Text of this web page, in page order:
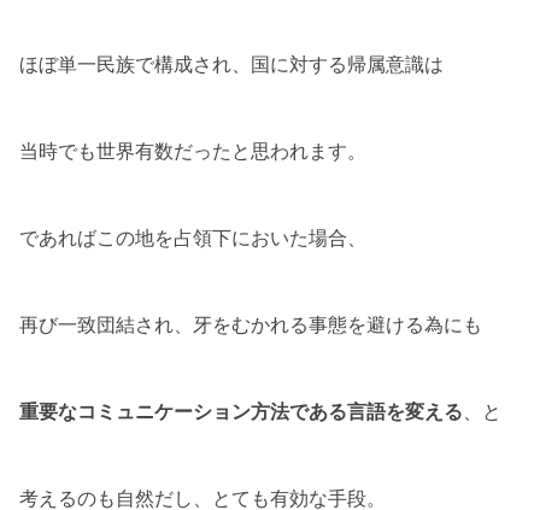
ほぼ単一民族で構成され、国に対する帰属意識は
当時でも世界有数だったと思われます。
であればこの地を占領下においた場合、
再び一致団結され、牙をむかれる事態を避ける為にも
重要なコミュニケーション方法である言語を変える 、と
考えるのも自然だし、とても有効な手段。